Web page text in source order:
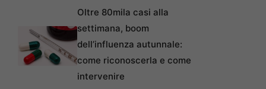
Oltre 80mila casi alla
settimana, boom
dell’influenza autunnale:
come riconoscerla e come
intervenire